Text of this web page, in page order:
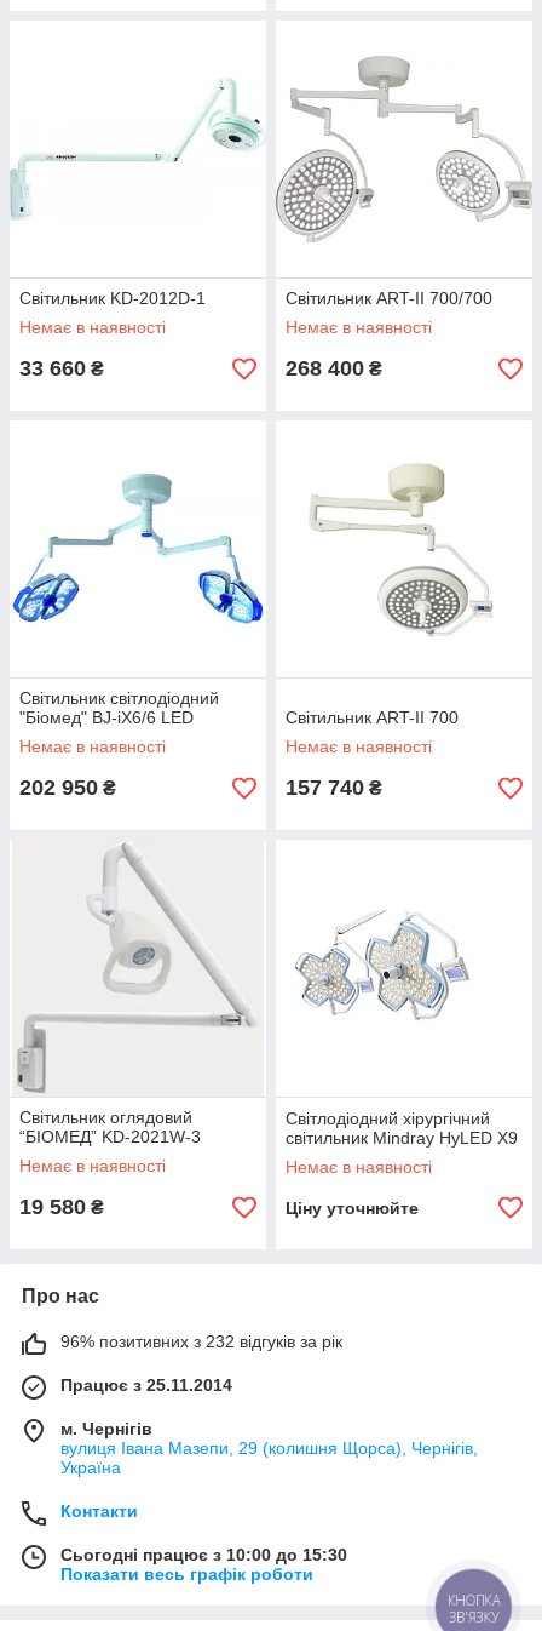
Світильник KD-2012D-1
Немає в наявності
33 660 ₴
Світильник ART-II 700/700
Немає в наявності
268 400 ₴
Світильник світлодіодний
"Біомед" BJ-iX6/6 LED
Немає в наявності
202 950 ₴
Світильник ART-II 700
Немає в наявності
157 740 ₴
Світильник оглядовий
“БІОМЕД” KD-2021W-3
Немає в наявності
19 580 ₴
Світлодіодний хірургічний
світильник Mindray HyLED X9
Немає в наявності
Ціну уточнюйте
Про нас
96% позитивних з 232 відгуків за рік
Працює з 25.11.2014
м. Чернігів
вулиця Івана Мазепи, 29 (колишня Щорса), Чернігів,
Україна
Контакти
Сьогодні працює з 10:00 до 15:30
Показати весь графік роботи
КНОПКА
ЗВ'ЯЗКУ